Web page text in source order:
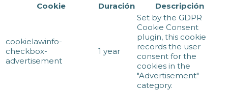
Cookie
Duración Descripción
cookielawinfo-
checkbox-
advertisement
1 year
Set by the GDPR
Cookie Consent
plugin, this cookie
records the user
consent for the
cookies in the
"Advertisement"
category.